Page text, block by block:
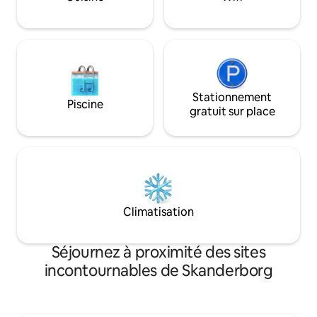
BIENVENUE
Piscine
Stationnement
gratuit sur place
Climatisation
Séjournez à proximité des sites
incontournables de Skanderborg